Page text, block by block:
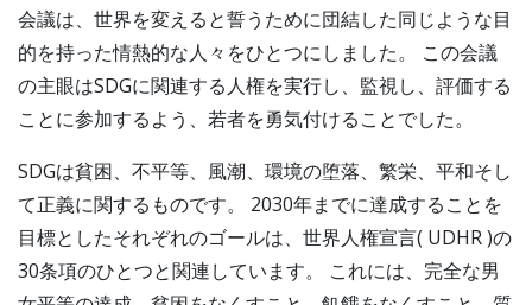
会議は、世界を変えると誓うために団結した同じような目
的を持った情熱的な人々をひとつにしました。 この会議
の主眼はSDGに関連する人権を実行し、監視し、評価する
ことに参加するよう、若者を勇気付けることでした。
SDGは貧困、不平等、風潮、環境の堕落、繁栄、平和そし
て正義に関するものです。 2030年までに達成することを
目標としたそれぞれのゴールは、世界人権宣言( UDHR )の
30条項のひとつと関連しています。 これには、完全な男